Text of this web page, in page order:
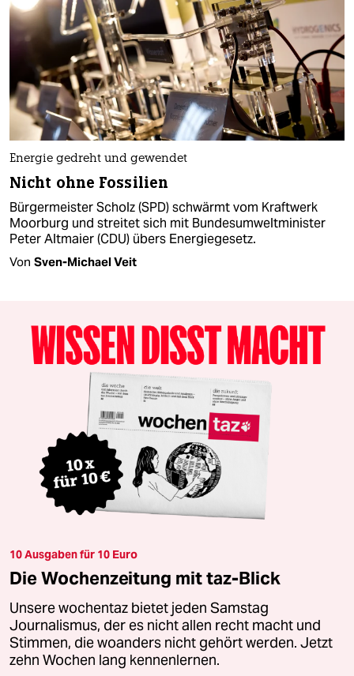
Energie gedreht und gewendet
Nicht ohne Fossilien
Bürgermeister Scholz (SPD) schwärmt vom Kraftwerk
Moorburg und streitet sich mit Bundesumweltminister
Peter Altmaier (CDU) übers Energiegesetz.
Von Sven-Michael Veit
10 Ausgaben für 10 Euro
Die Wochenzeitung mit taz-Blick
Unsere wochentaz bietet jeden Samstag
Journalismus, der es nicht allen recht macht und
Stimmen, die woanders nicht gehört werden. Jetzt
zehn Wochen lang kennenlernen.